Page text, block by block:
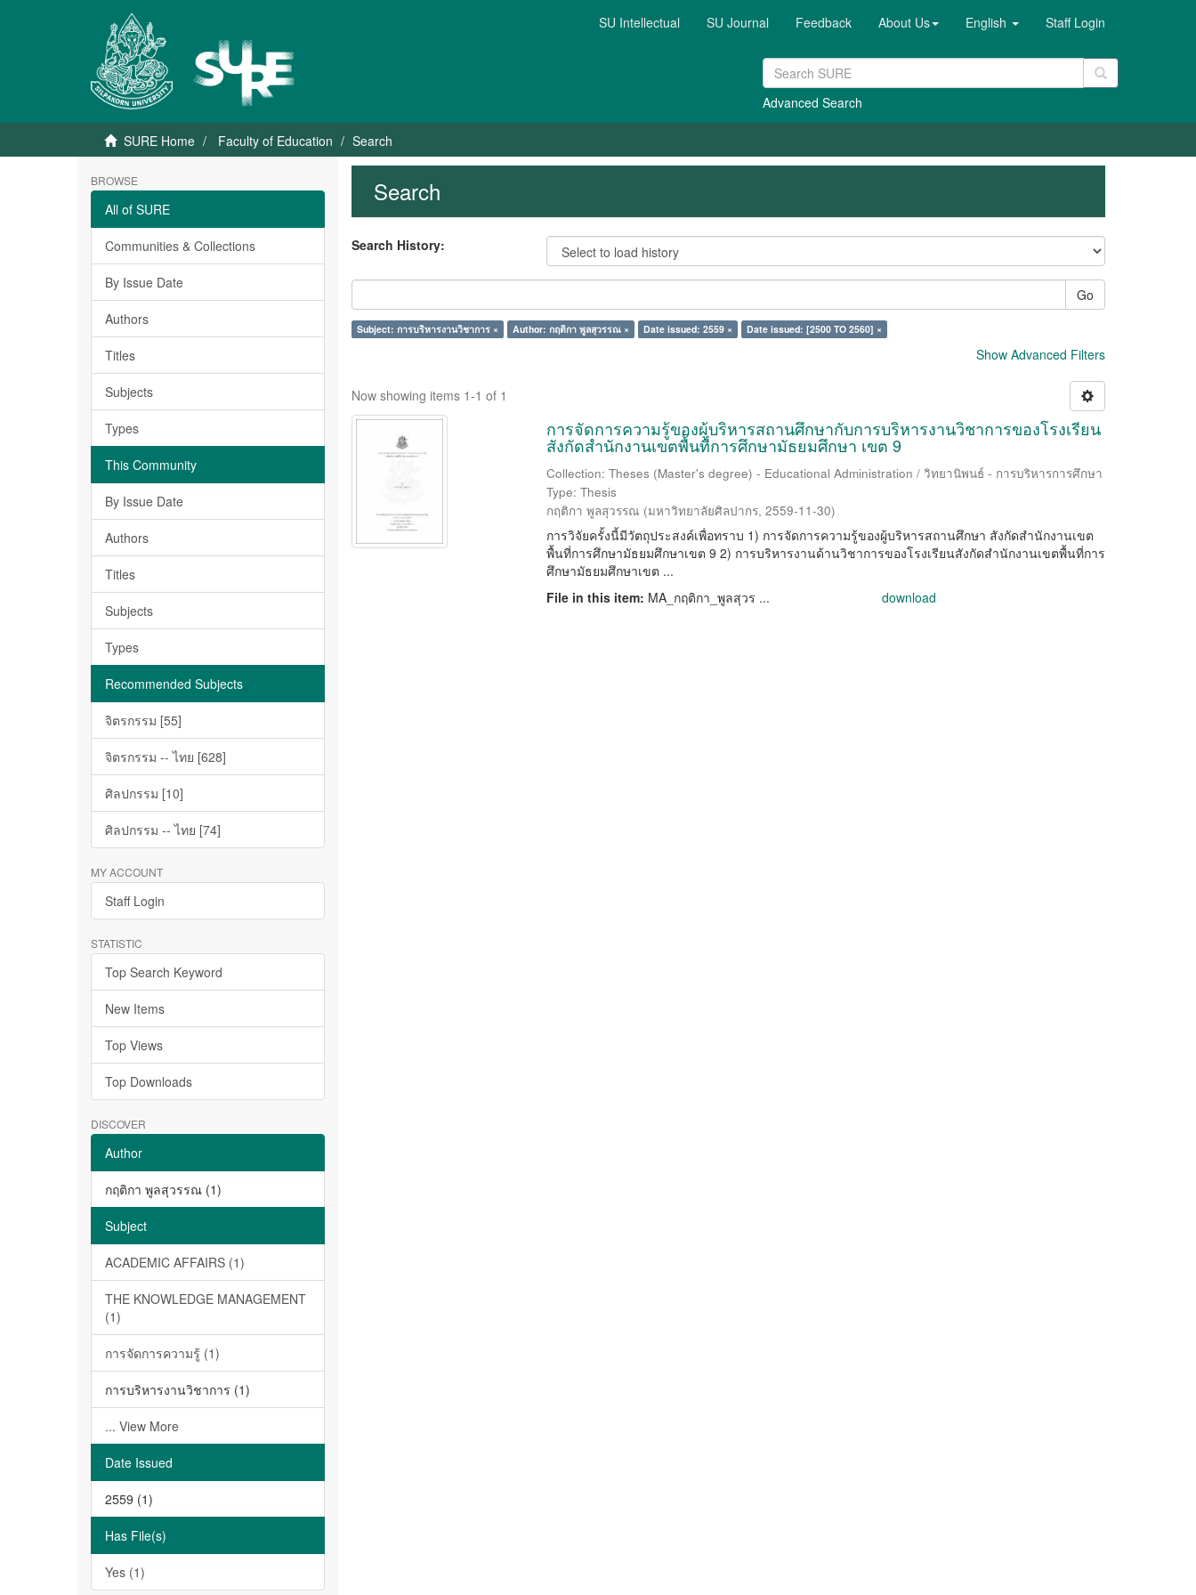
SU Intellectual SU Journal Feedback About Us English Staff Login
Advanced Search
SURE Home Faculty of Education Search
BROWSE
All of SURE
Communities & Collections
By Issue Date
Authors
Titles
Subjects
Types
This Community
By Issue Date
Authors
Titles
Subjects
Types
Recommended Subjects
จิตรกรรม [55]
จิตรกรรม -- ไทย [628]
ศิลปกรรม [10]
ศิลปกรรม -- ไทย [74]
MY ACCOUNT
Staff Login
STATISTIC
Top Search Keyword
New Items
Top Views
Top Downloads
DISCOVER
Author
กฤติกา พูลสุวรรณ (1)
Subject
ACADEMIC AFFAIRS (1)
THE KNOWLEDGE MANAGEMENT
(1)
การจัดการความรู้ (1)
การบริหารงานวิชาการ (1)
... View More
Date Issued
2559 (1)
Has File(s)
Yes (1)
Search
Search History:
Go
Subject: การบริหารงานวิชาการ × Author: กฤติกา พูลสุวรรณ × Date issued: 2559 × Date issued: [2500 TO 2560] ×
Show Advanced Filters
Now showing items 1-1 of 1
การจัดการความรู้ของผู้บริหารสถานศึกษากับการบริหารงานวิชาการของโรงเรียน
สังกัดสำนักงานเขตพื้นที่การศึกษามัธยมศึกษา เขต 9
Collection: Theses (Master's degree) - Educational Administration / วิทยานิพนธ์ - การบริหารการศึกษา
Type: Thesis
กฤติกา พูลสุวรรณ (มหาวิทยาลัยศิลปากร, 2559-11-30)
การวิจัยครั้งนี้มีวัตถุประสงค์เพื่อทราบ 1) การจัดการความรู้ของผู้บริหารสถานศึกษา สังกัดสำนักงานเขต
พื้นที่การศึกษามัธยมศึกษาเขต 9 2) การบริหารงานด้านวิชาการของโรงเรียนสังกัดสำนักงานเขตพื้นที่การ
ศึกษามัธยมศึกษาเขต ...
File in this item: MA_กฤติกา_พูลสุวร ... download